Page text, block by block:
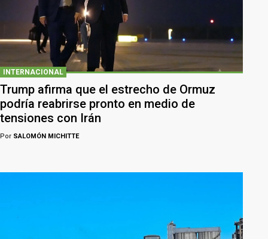
INTERNACIONAL
Trump afirma que el estrecho de Ormuz
podría reabrirse pronto en medio de
tensiones con Irán
Por SALOMÓN MICHITTE